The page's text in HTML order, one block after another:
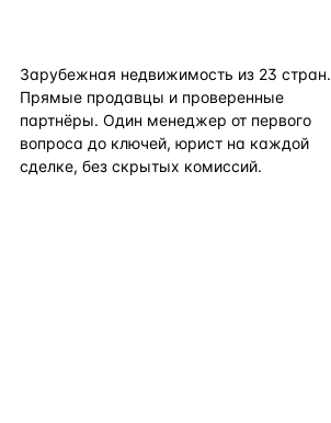
Зарубежная недвижимость из 23 стран.
Прямые продавцы и проверенные
партнёры. Один менеджер от первого
вопроса до ключей, юрист на каждой
сделке, без скрытых комиссий.